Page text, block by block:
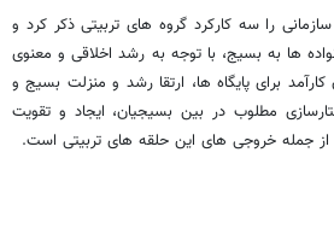
را سه کارکرد گروه های تربیتی ذکر کرد و
ها به بسیج، با توجه به رشد اخلاقی و معنوی
کارآمد برای پایگاه ها، ارتقا رشد و منزلت بسیج و
مطلوب در بین بسیجیان، ایجاد و تقویت
از جمله خروجی های این حلقه های تربیتی است.